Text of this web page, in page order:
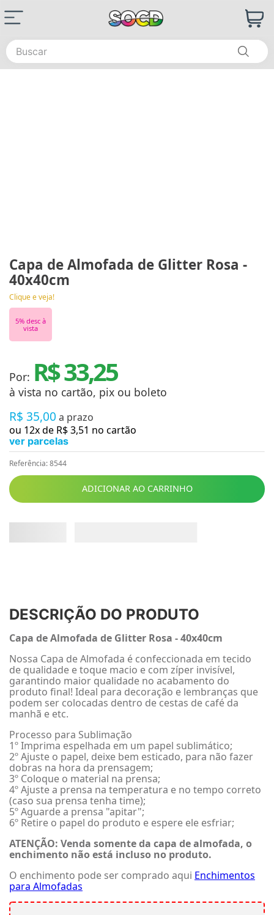
Buscar
Capa de Almofada de Glitter Rosa -
40x40cm
Clique e veja!
5% desc à
vista
Por: R$ 33,25
à vista no cartão, pix ou boleto
R$ 35,00 a prazo
ou 12x de R$3,51 no cartão
ver parcelas
Referência:8544
ADICIONAR AO CARRINHO
DESCRIÇÃO DO PRODUTO
Capa de Almofada de Glitter Rosa - 40x40cm
Nossa Capa de Almofada é confeccionada em tecido
de qualidade e toque macio e com zíper invisível,
garantindo maior qualidade no acabamento do
produto final! Ideal para decoração e lembranças que
podem ser colocadas dentro de cestas de café da
manhã e etc.
Processo para Sublimação
1º Imprima espelhada em um papel sublimático;
2º Ajuste o papel, deixe bem esticado, para não fazer
dobras na hora da prensagem;
3º Coloque o material na prensa;
4º Ajuste a prensa na temperatura e no tempo correto
(caso sua prensa tenha time);
5º Aguarde a prensa "apitar";
6º Retire o papel do produto e espere ele esfriar;
ATENÇÃO: Venda somente da capa de almofada, o
enchimento não está incluso no produto.
O enchimento pode ser comprado aqui Enchimentos
para Almofadas